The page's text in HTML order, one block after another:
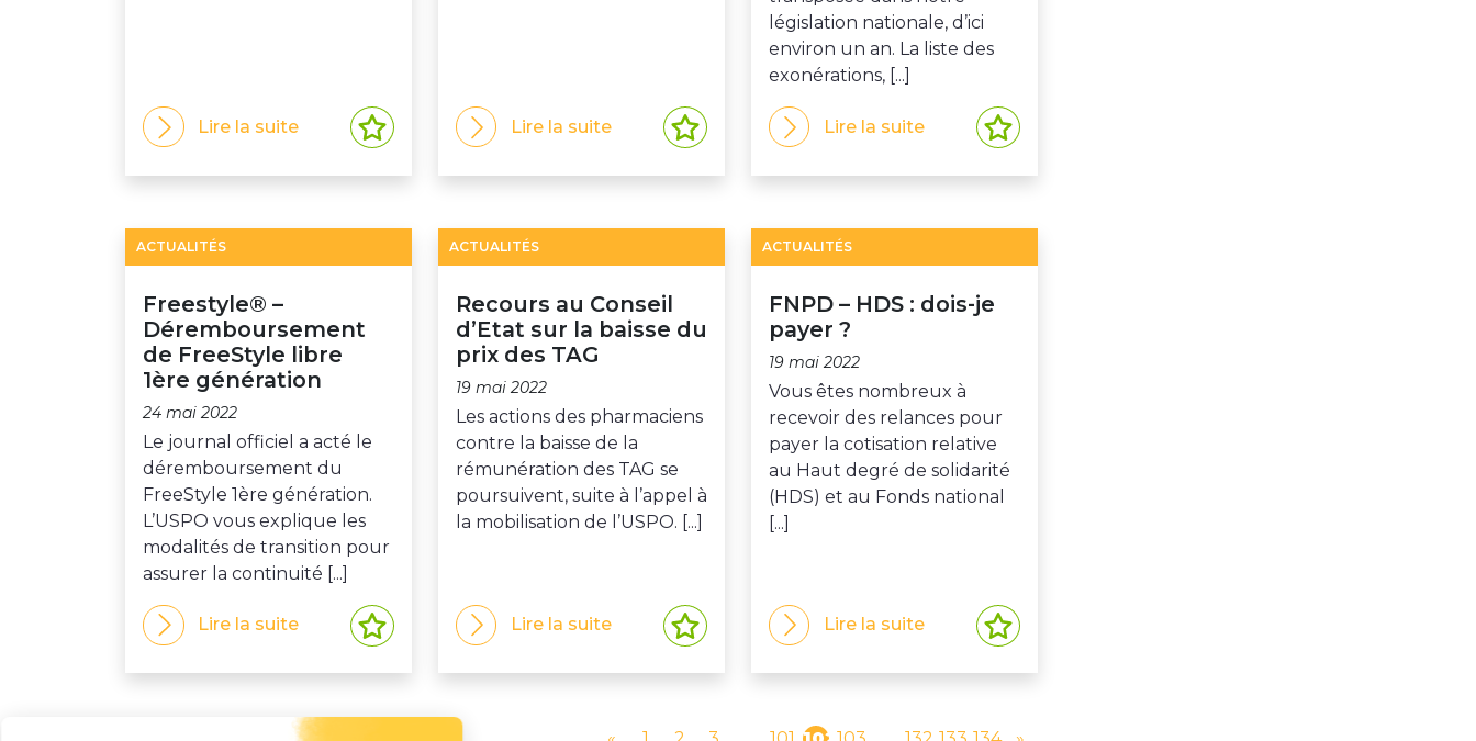
Lire la suite Lire la suite
législation nationale, d’ici
environ un an. La liste des
exonérations, [...]
Lire la suite
ACTUALITÉS
Freestyle® –
Déremboursement
de FreeStyle libre
1ère génération
24 mai 2022
Le journal officiel a acté le
déremboursement du
FreeStyle 1ère génération.
L’USPO vous explique les
modalités de transition pour
assurer la continuité [...]
Lire la suite
ACTUALITÉS
Recours au Conseil
d’Etat sur la baisse du
prix des TAG
19 mai 2022
Les actions des pharmaciens
contre la baisse de la
rémunération des TAG se
poursuivent, suite à l’appel à
la mobilisation de l’USPO. [...]
Lire la suite
ACTUALITÉS
FNPD – HDS : dois-je
payer ?
19 mai 2022
Vous êtes nombreux à
recevoir des relances pour
payer la cotisation relative
au Haut degré de solidarité
(HDS) et au Fonds national
[...]
Lire la suite